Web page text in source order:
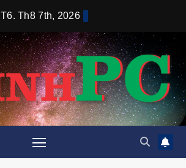
T6. Th8 7th, 2026